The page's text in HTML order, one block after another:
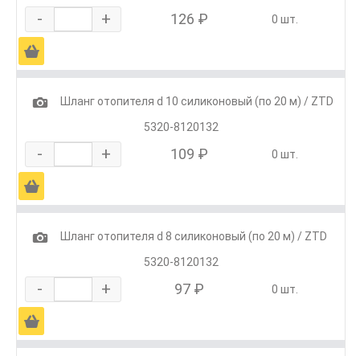
- + 126 ₽ 0 шт.
Ä
1
Шланг отопителя d 10 силиконовый (по 20 м) / ZTD
5320-8120132
- + 109 ₽ 0 шт.
Ä
1
Шланг отопителя d 8 силиконовый (по 20 м) / ZTD
5320-8120132
- + 97 ₽ 0 шт.
Ä